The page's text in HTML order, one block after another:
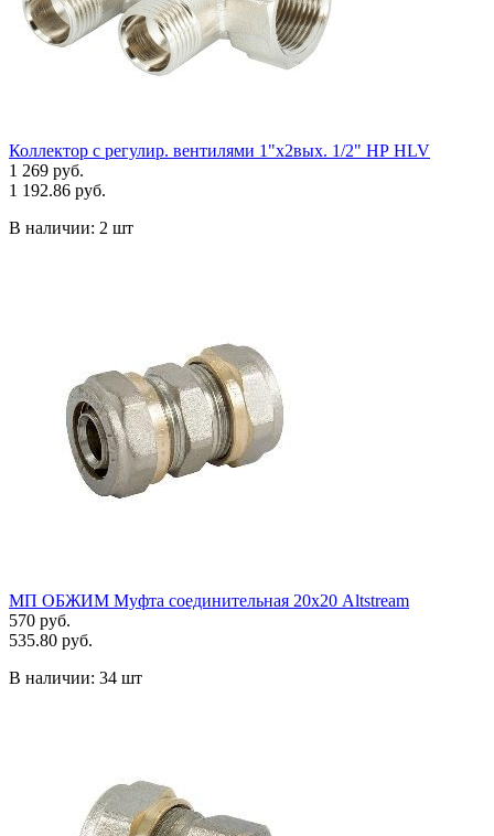
Коллектор с регулир. вентилями 1"x2вых. 1/2" НР HLV
1 269 руб.
1 192.86 руб.
В наличии: 2 шт
МП ОБЖИМ Муфта соединительная 20х20 Altstream
570 руб.
535.80 руб.
В наличии: 34 шт